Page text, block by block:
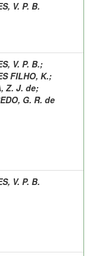
V. P. B.
V. P. B.;
FILHO, K.;
Z. J. de;
G. R. de
V. P. B.